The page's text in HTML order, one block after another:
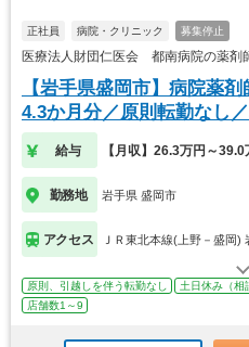
正社員 病院・クリニック 募集停止
医療法人財団仁医会 都南病院の薬剤
【岩手県盛岡市】病院薬
4.3か月分／原則転勤なし
給与 【月収】26.3万円～
勤務地 岩手県 盛岡市
アクセス ＪＲ東北本線(上野－盛岡)
原則、引越しを伴う転勤なし 土日休み（相
店舗数1～9